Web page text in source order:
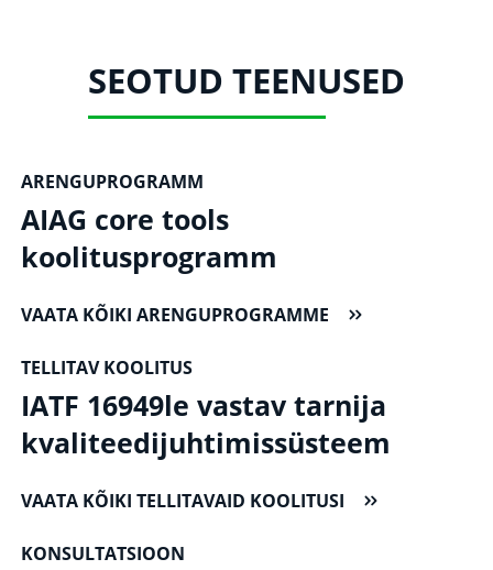
SEOTUD TEENUSED
ARENGUPROGRAMM
AIAG core tools
koolitusprogramm
VAATA KÕIKI ARENGUPROGRAMME
TELLITAV KOOLITUS
IATF 16949le vastav tarnija
kvaliteedijuhtimissüsteem
VAATA KÕIKI TELLITAVAID KOOLITUSI
KONSULTATSIOON